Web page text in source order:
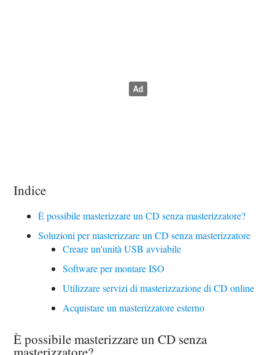
Indice
È possibile masterizzare un CD senza masterizzatore?
Soluzioni per masterizzare un CD senza masterizzatore
Creare un'unità USB avviabile
Software per montare ISO
Utilizzare servizi di masterizzazione di CD online
Acquistare un masterizzatore esterno
È possibile masterizzare un CD senza